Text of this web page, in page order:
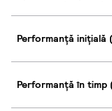
Performanță inițială
Performanță în